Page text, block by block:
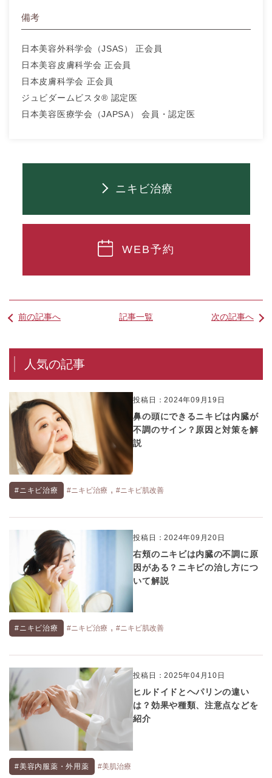
備考
日本美容外科学会（JSAS） 正会員
日本美容皮膚科学会 正会員
日本皮膚科学会 正会員
ジュビダームビスタ® 認定医
日本美容医療学会（JAPSA） 会員・認定医
ニキビ治療
WEB予約
前の記事へ 記事一覧 次の記事へ
人気の記事
投稿日：2024年09月19日
鼻の頭にできるニキビは内臓が
不調のサイン？原因と対策を解
説
#ニキビ治療 #ニキビ治療 , #ニキビ肌改善
投稿日：2024年09月20日
右頬のニキビは内臓の不調に原
因がある？ニキビの治し方につ
いて解説
#ニキビ治療 #ニキビ治療 , #ニキビ肌改善
投稿日：2025年04月10日
ヒルドイドとヘパリンの違い
は？効果や種類、注意点などを
紹介
#美容内服薬・外用薬 #美肌治療